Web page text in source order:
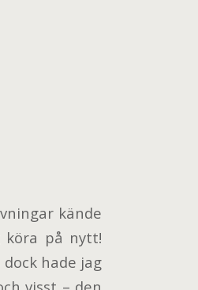
kände
köra på nytt!
hade jag